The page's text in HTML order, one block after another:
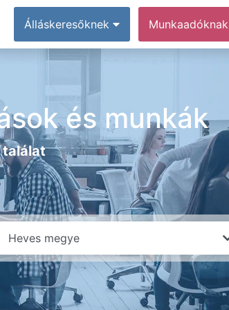
Álláskeresőknek Munkaadóknak
és munkák
találat